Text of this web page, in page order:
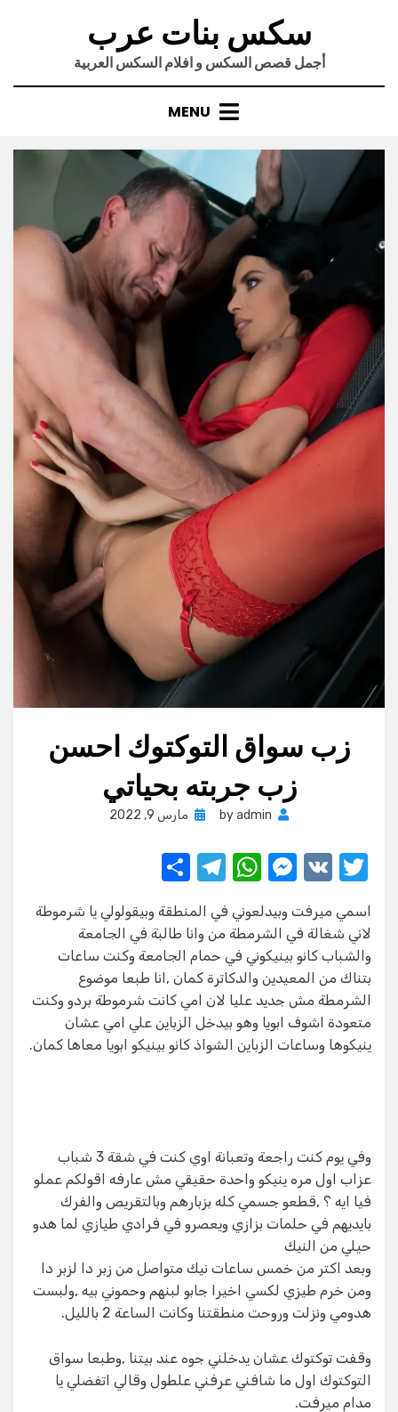
سكس بنات عرب
أجمل قصص السكس و افلام السكس العربية
MENU
زب سواق التوكتوك احسن
زب جربته بحياتي
byadmin
Posted
مارس 9, 2022
T
it
te
r
V
M
ss
e
n
g
er
W
at
s
A
p
p
T
e
gr
a
m
ar
e
اسمي ميرفت وبيدلعوني في المنطقة وبيقولولي يا شرموطة
لاني شغالة في الشرمطة من وانا طالبة في الجامعة
والشباب كانو بينيكوني في حمام الجامعة وكنت ساعات
بتناك من المعيدين والدكاترة كمان ,انا طبعا موضوع
الشرمطة مش جديد عليا لان امي كانت شرموطة بردو وكنت
متعودة اشوف ابويا وهو بيدخل الزباين علي امي عشان
ينيكوها وساعات الزباين الشواذ كانو بينيكو ابويا معاها كمان.
وفي يوم كنت راجعة وتعبانة اوي كنت في شقة 3 شباب
عزاب اول مره ينيكو واحدة حقيقي مش عارفه اقولكم عملو
فيا ايه ؟ ,قطعو جسمي كله بزبارهم وبالتقريص والفرك
بايديهم في حلمات بزازي ويعصرو في فرادي طيازي لما هدو
حيلي من النيك
وبعد اكتر من خمس ساعات نيك متواصل من زبر دا لزبر دا
ومن خرم طيزي لكسي اخيرا جابو لبنهم وحموني بيه ,ولبست
هدومي ونزلت وروحت منطقتنا وكانت الساعة 2 بالليل.
وقفت توكتوك عشان يدخلني جوه عند بيتنا ,وطبعا سواق
التوكتوك اول ما شافني عرفني علطول وقالي اتفضلي يا
مدام ميرفت.